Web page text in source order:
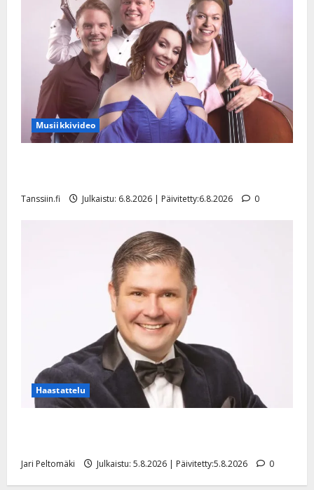
Musiikkivideo
Tanssiin.fi Julkaistu: 6.8.2026 | Päivitetty:6.8.2026 0
Haastattelu
Jari Peltomäki Julkaistu: 5.8.2026 | Päivitetty:5.8.2026 0